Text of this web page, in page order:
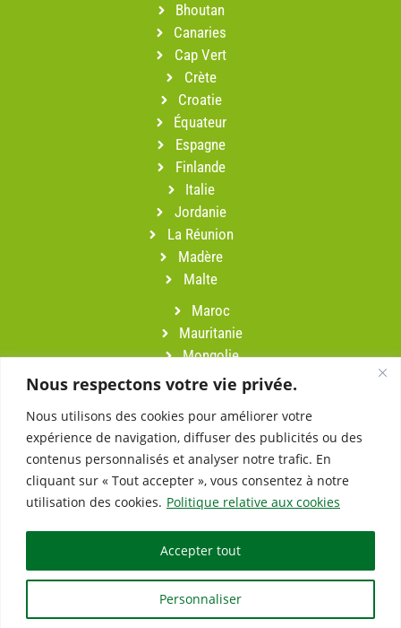
Nous respectons votre vie privée.
Nous utilisons des cookies pour améliorer votre
expérience de navigation, diffuser des publicités ou des
contenus personnalisés et analyser notre trafic. En
cliquant sur « Tout accepter », vous consentez à notre
utilisation des cookies. Politique relative aux cookies
Personnaliser
Accepter tout
Bhoutan
Canaries
Cap Vert
Crète
Croatie
Équateur
Espagne
Finlande
Italie
Jordanie
La Réunion
Madère
Malte
Maroc
Mauritanie
Mongolie
Namibie
Oman
Pérou
Portugal
Sardaigne
Slovénie
Suisse
Turquie
Vietnam